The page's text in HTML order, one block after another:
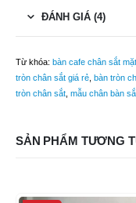
ĐÁNH GIÁ (4)
Từ khóa: bàn cafe chân sắt
tròn chân sắt giá rẻ bàn tròn
tròn chân sắt mẫu chân bàn
SẢN PHẨM TƯƠNG